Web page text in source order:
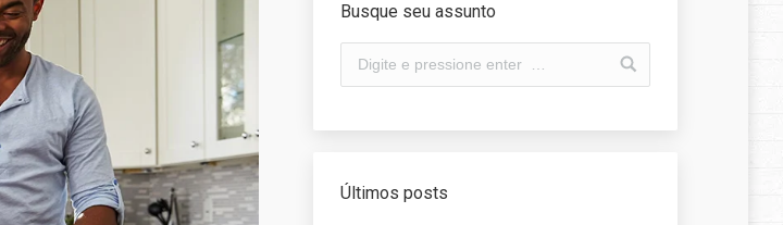
Busque seu assunto
Últimos posts